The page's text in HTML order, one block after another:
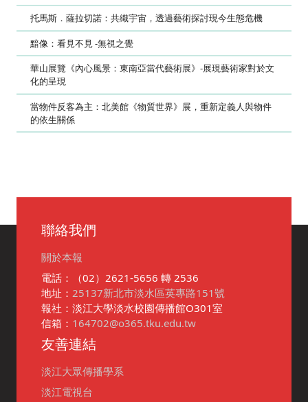
托馬斯．薩拉切諾：共織宇宙，透過藝術探討現今生態危機
黯像：看見不見 -無視之覺
華山展覽《內心風景：東南亞當代藝術展》-展現藝術家對於文
化的呈現
當物件反客為主：北美館《物質世界》展，重新定義人與物件
的依生關係
聯絡我們
關於本報
電話：（02）2621-5656 轉 2536
地址： 25137新北市淡水區英專路151號
報社：淡江大學淡水校園傳播館O301室
信箱： 164702@o365.tku.edu.tw
友善連結
淡江大眾傳播學系
淡江電視台